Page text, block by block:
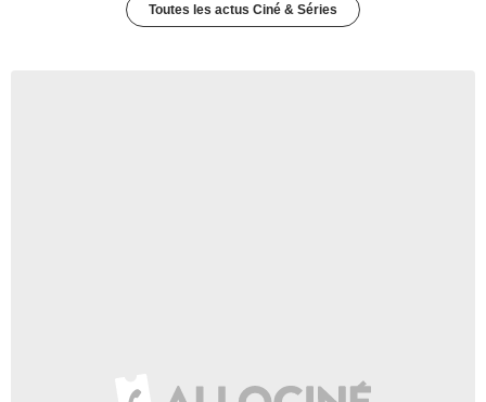
Toutes les actus Ciné & Séries